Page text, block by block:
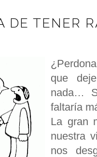
DE TENER
que
nada…
faltaría
La gran
nuestra
nos